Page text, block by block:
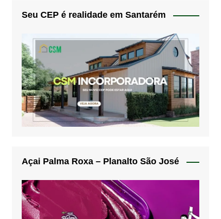
Seu CEP é realidade em Santarém
Açai Palma Roxa – Planalto São José